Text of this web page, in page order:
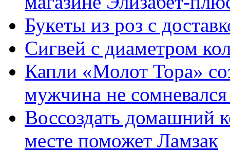
Букеты из роз с
Сигвей с диаметром
Капли «Молот Тора»
мужчина не
Воссоздать домашний
месте поможет Ламзак